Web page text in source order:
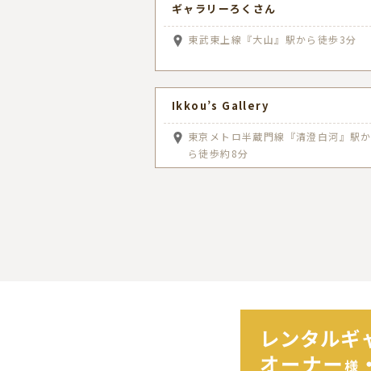
ギャラリーろくさん
東武東上線『大山』駅から徒歩3分
Ikkou’s Gallery
東京メトロ半蔵門線『清澄白河』駅か
ら徒歩約8分